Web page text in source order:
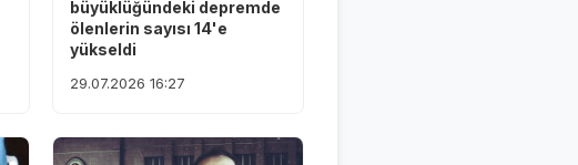
büyüklüğündeki depremde
ölenlerin sayısı 14'e
yükseldi
29.07.2026 16:27